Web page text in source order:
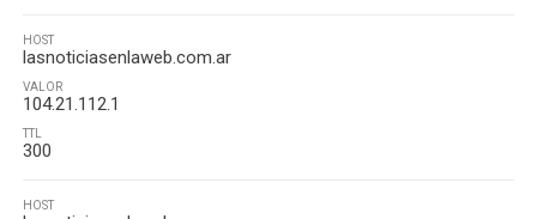
HOST
lasnoticiasenlaweb.com.ar
VALOR
104.21.112.1
TTL
300
HOST